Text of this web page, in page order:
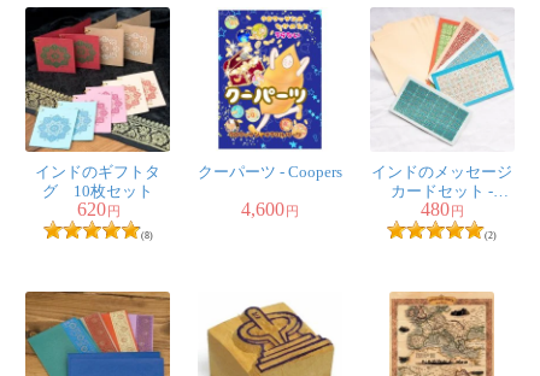
インドのギフトタ
グ 10枚セット
620 円
(8)
クーパーツ - Coopers
4,600 円
インドのメッセージ
カードセット -
ALANKAR
480 円
(2)